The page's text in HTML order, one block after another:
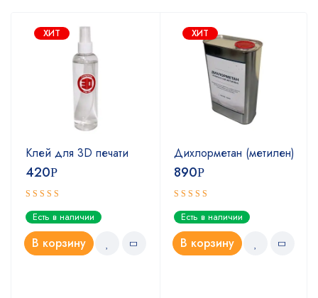
ХИТ
Клей для 3D печати
420Р
Оценка
5.00из 5
Есть в наличии
В корзину
ХИТ
Дихлорметан (метилен)
890Р
Оценка
4.67из 5
Есть в наличии
В корзину